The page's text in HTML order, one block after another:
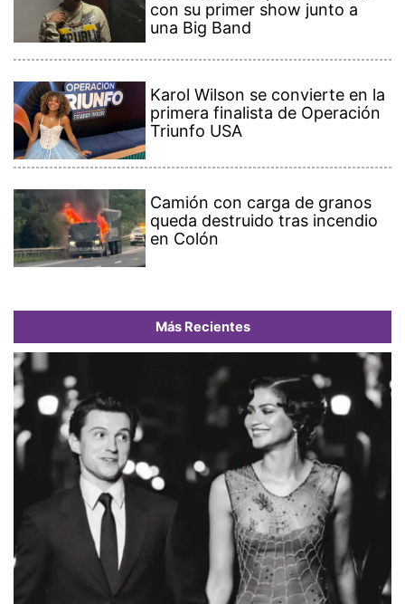
con su primer show junto a
una Big Band
Karol Wilson se convierte en la
primera finalista de Operación
Triunfo USA
Camión con carga de granos
queda destruido tras incendio
en Colón
Más Recientes